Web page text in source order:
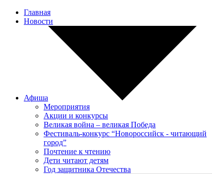
Главная
Новости
Афиша
Мероприятия
Акции и конкурсы
Великая война – великая Победа
Фестиваль-конкурс “Новороссийск - читающий
город”
Почтение к чтению
Дети читают детям
Год защитника Отечества